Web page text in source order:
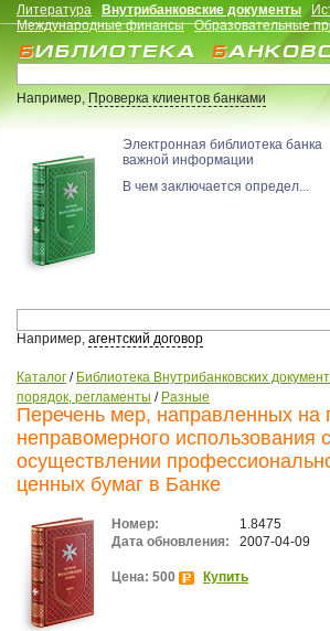
Литература Внутрибанковские документы
Международные финансы
Образовательные
Например,Проверка клиентов банками
Электронная библиотека
важной информации
В чем заключается определ...
Например, агентский договор
Каталог / Библиотека Внутрибанковских
порядок, регламенты / Разные
Перечень мер, направленных на
неправомерного
осуществлении
ценных бумаг в Банке
Номер:
1.8475
Дата обновления:
2007-04-09
Цена: 500 Купить